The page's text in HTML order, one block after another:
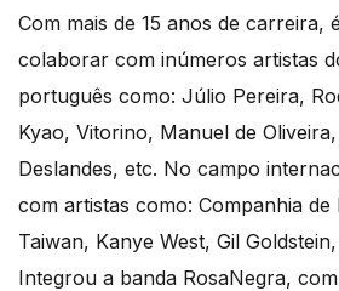
Com mais de 15 anos de carreira,
colaborar com inúmeros artistas
português como: Júlio Pereira,
Kyao, Vitorino, Manuel de
Deslandes, etc. No campo
com artistas como: Companhia de
Taiwan, Kanye West, Gil
Integrou a banda RosaNegra,